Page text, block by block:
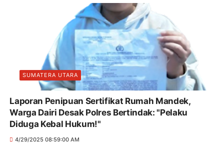
SUMATERA UTARA
Laporan Penipuan Sertifikat Rumah Mandek,
Warga Dairi Desak Polres Bertindak: "Pelaku
Diduga Kebal Hukum!"
4/29/2025 08:59:00 AM